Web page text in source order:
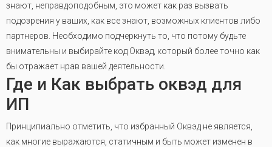
знают, неправдоподобным, это может как раз вызвать
подозрения у ваших, как все знают, возможных клиентов либо
партнеров. Необходимо подчеркнуть то, что потому будьте
внимательны и выбирайте код Оквэд, который более точно как
бы отражает нрав вашей деятельности.
Где и Как выбрать оквэд для
ИП
Принципиально отметить, что избранный Оквэд не является,
как многие выражаются, статичным и быть может изменен в